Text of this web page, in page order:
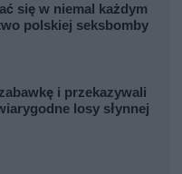
się w niemal każdym
polskiej seksbomby
i przekazywali
losy słynnej